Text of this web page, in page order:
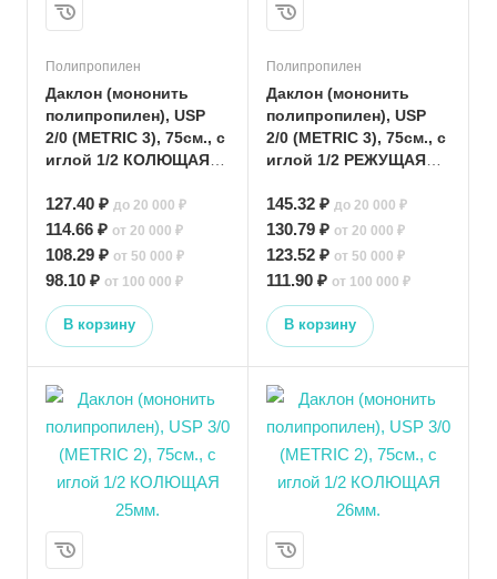
Полипропилен
Даклон (мононить
полипропилен), USP
2/0 (METRIC 3), 75см., с
иглой 1/2 КОЛЮЩАЯ
127.40 ₽ до 20 000 ₽
114.66 ₽ от 20 000 ₽
108.29 ₽ от 50 000 ₽
98.10 ₽ от 100 000 ₽
В корзину
Полипропилен
Даклон (мононить
полипропилен), USP
2/0 (METRIC 3), 75см., с
иглой 1/2 РЕЖУЩАЯ
145.32 ₽ до 20 000 ₽
130.79 ₽ от 20 000 ₽
123.52 ₽ от 50 000 ₽
111.90 ₽ от 100 000 ₽
В корзину